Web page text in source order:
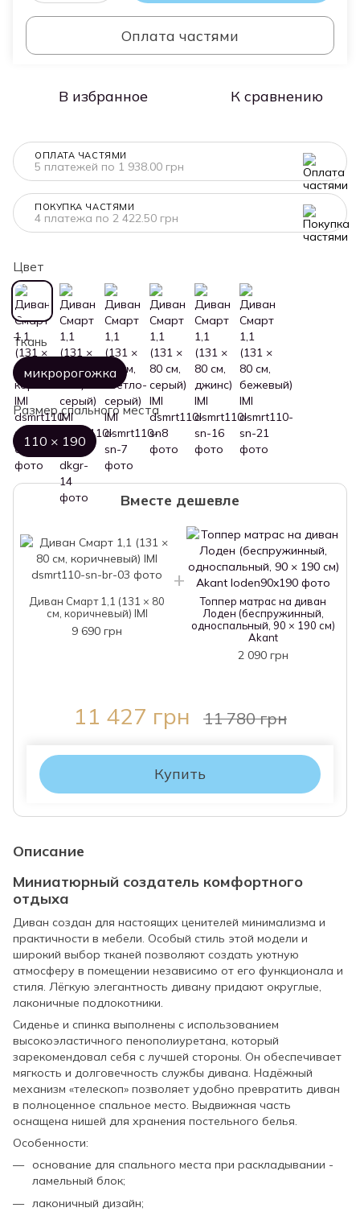
Оплата частями
В избранное К сравнению
ОПЛАТА ЧАСТЯМИ
5 платежей по 1 938.00 грн
ПОКУПКА ЧАСТЯМИ
4 платежа по 2 422.50 грн
Цвет
Ткань
микророгожка
Размер спального места
110 × 190
Вместе дешевле
Диван Смарт 1,1 (131 × 80
см, коричневый) IMI
9 690 грн
Топпер матрас на диван
Лоден (беспружинный,
односпальный, 90 × 190 см)
Akant
2 090 грн
11 427 грн 11 780 грн
Купить
Описание
Миниатюрный создатель комфортного
отдыха
Диван создан для настоящих ценителей минимализма и
практичности в мебели. Особый стиль этой модели и
широкий выбор тканей позволяют создать уютную
атмосферу в помещении независимо от его функционала и
стиля. Лёгкую элегантность дивану придают округлые,
лаконичные подлокотники.
Сиденье и спинка выполнены с использованием
высокоэластичного пенополиуретана, который
зарекомендовал себя с лучшей стороны. Он обеспечивает
мягкость и долговечность службы дивана. Надёжный
механизм «телескоп» позволяет удобно превратить диван
в полноценное спальное место. Выдвижная часть
оснащена нишей для хранения постельного белья.
Особенности:
основание для спального места при раскладывании -
ламельный блок;
лаконичный дизайн;